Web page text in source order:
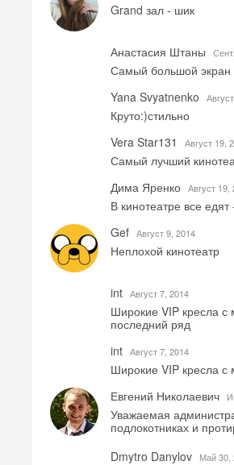
Grand зал - шик
Анастасия Штаны
Самый большой экран
Yana Svyatnenko
Круто:)стильно
Vera Star131
Август 19,
Самый лучший
Дима Яренко Август 19,
В кинотеатре все
Gef Август 9, 2014
Неплохой кинотеатр
int Август 7, 2014
Широкие VIP кресла с
последний ряд
int Август 7, 2014
Широкие VIP кресла с
Евгений Николаевич
Уважаемая
подлокотниках и
Dmytro Danylov
Май 30,